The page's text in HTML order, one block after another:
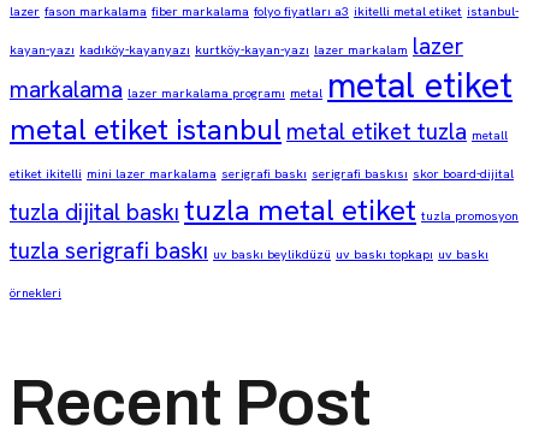
lazer fason markalama fiber markalama folyo fiyatları a3 ikitelli metal etiket istanbul-
kayan-yazı kadıköy-kayanyazı kurtköy-kayan-yazı lazer markalam lazer
markalama lazer markalama programı metal metal etiket
metal etiket istanbul metal etiket tuzla metall
etiket ikitelli mini lazer markalama serigrafi baskı serigrafi baskısı skor board-dijital
tuzla dijital baskı tuzla metal etiket tuzla promosyon
tuzla serigrafi baskı uv baskı beylikdüzü uv baskı topkapı uv baskı
örnekleri
Recent Post